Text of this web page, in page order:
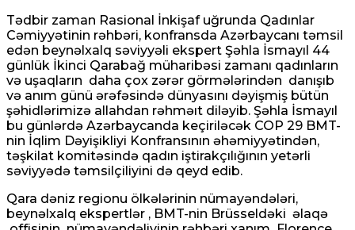
Tədbir zaman Rasional İnkişaf uğrunda Qadınlar
Cəmiyyətinin rəhbəri, konfransda Azərbaycanı təmsil
edən beynəlxalq səviyyəli ekspert Şəhla İsmayıl 44
günlük İkinci Qarabağ müharibəsi zamanı qadınların
və uşaqların daha çox zərər görmələrindən danışıb
və anım günü ərəfəsində dünyasını dəyişmiş bütün
şəhidlərimizə allahdan rəhməıt diləyib. Şəhla İsmayıl
bu günlərdə Azərbaycanda keçiriləcək COP 29 BMT-
nin İqlim Dəyişikliyi Konfransının əhəmiyyətindən,
təşkilat komitəsində qadın iştirakçılığının yetərli
səviyyədə təmsilçiliyini də qeyd edib.
Qara dəniz regionu ölkələrinin nümayəndələri,
beynəlxalq ekspertlər , BMT-nin Brüsseldəki əlaqə